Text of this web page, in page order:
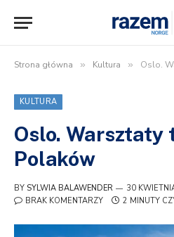
Strona główna » Kultura » Oslo.
KULTURA
Oslo.
Polaków
BY SYLWIA BALAWENDER
30
BRAK KOMENTARZY
2 MINUTY